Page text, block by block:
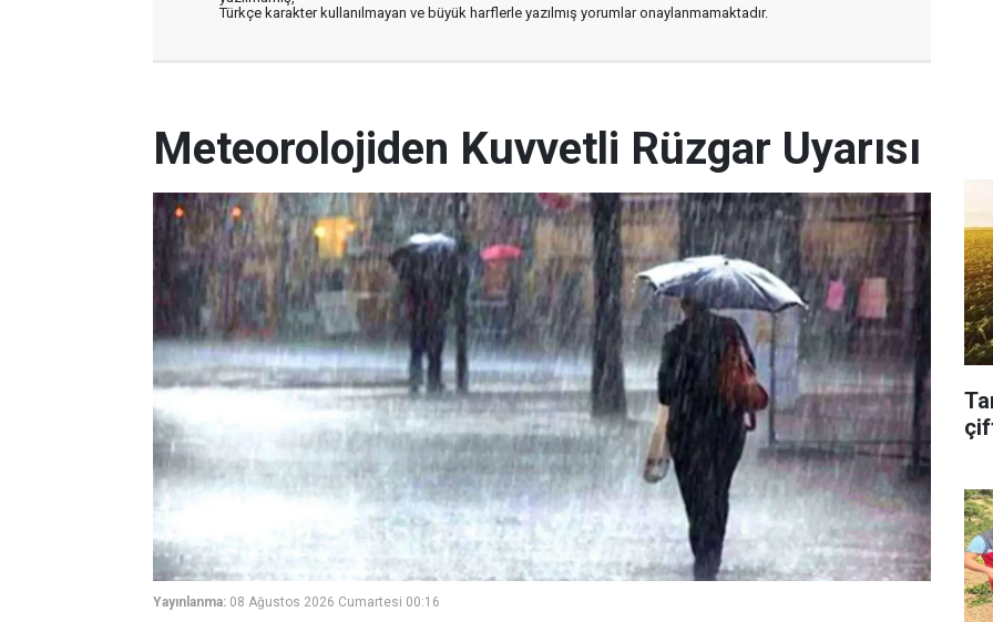
Türkçe karakter kullanılmayan ve büyük harflerle yazılmış yorumlar onaylanmamaktadır.
Meteorolojiden Kuvvetli Rüzgar Uyarısı
Yayınlanma: 08 Ağustos 2026 Cumartesi 00:16